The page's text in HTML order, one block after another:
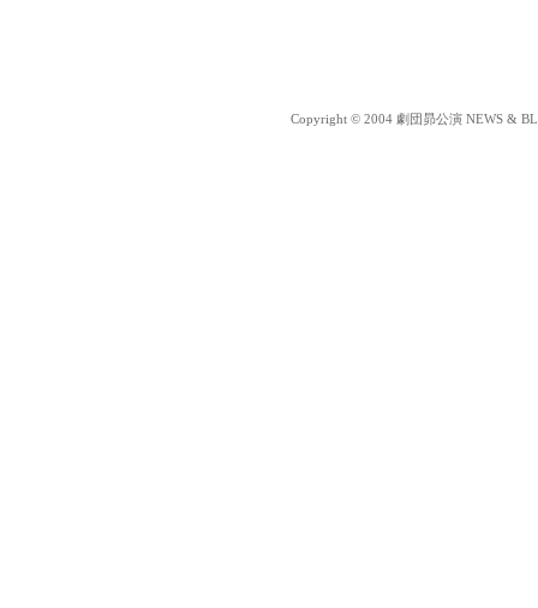
Copyright © 2004 劇団昴公演 NEWS &